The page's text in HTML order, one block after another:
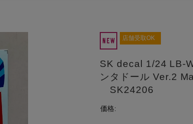
店舗受取OK
SK decal 1/24 LB-
ンタドール Ver.2
SK24206
価格: